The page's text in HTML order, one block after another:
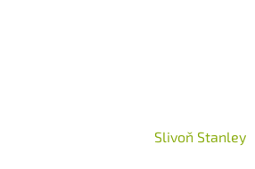
Slivoň Stanley